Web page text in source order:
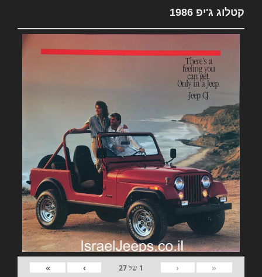
קטלוג ג'יפ 1986
«
‹
1 של27
›
»